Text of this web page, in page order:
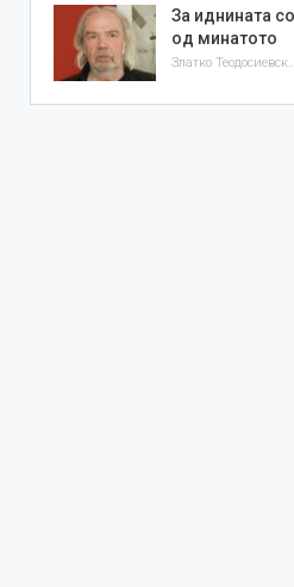
За иднината
од минатото
Златко Теодосиевски